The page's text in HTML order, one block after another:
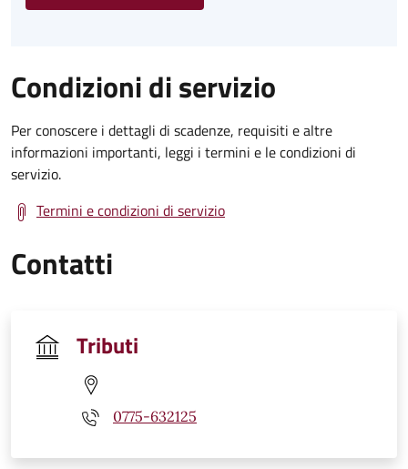
Condizioni di servizio
Per conoscere i dettagli di scadenze, requisiti e altre
informazioni importanti, leggi i termini e le condizioni di
servizio.
Termini e condizioni di servizio
Contatti
Tributi
0775-632125